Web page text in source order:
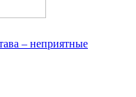
– неприятные